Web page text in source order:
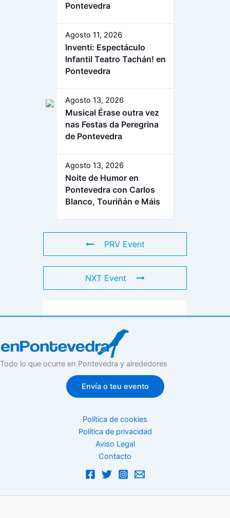
Pontevedra
Agosto 11, 2026
Inventi: Espectáculo
Infantil Teatro Tachán! en
Pontevedra
Agosto 13, 2026
Musical Érase outra vez
nas Festas da Peregrina
de Pontevedra
Agosto 13, 2026
Noite de Humor en
Pontevedra con Carlos
Blanco, Touriñán e Máis
PRV Event
NXT Event
Todo lo que ocurre en Pontevedra y alrededores
Envía o teu evento
Política de cookies
Política de privacidad
Aviso Legal
Contacto